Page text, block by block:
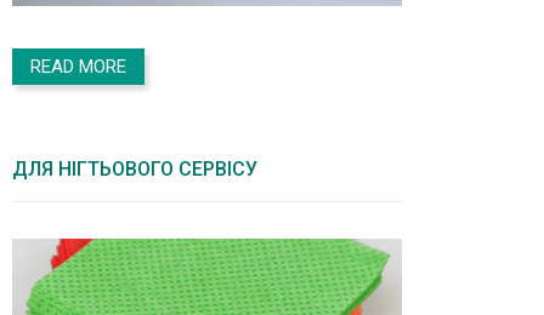
READ MORE
ДЛЯ НІГТЬОВОГО СЕРВІСУ